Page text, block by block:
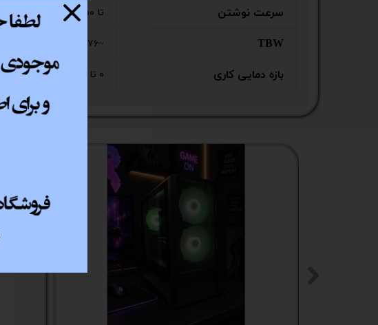
سرعت نوشتن تا ۵۵۰ مگابایت بر ثانیه
TBW ~۷۶ TB
بازه دمایی کاری ۰ تا ۷۰ درجه سانتی‌گراد